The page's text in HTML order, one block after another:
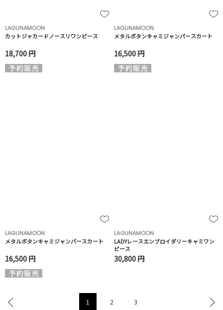
LAGUNAMOON
カットジャカードノースリワンピース
18,700 円
LAGUNAMOON
メタルボタンキャミジャンパースカート
16,500 円
LAGUNAMOON
メタルボタンキャミジャンパースカート
16,500 円
LAGUNAMOON
LADYレースエンブロイダリーキャミワン
ピース
30,800 円
1 2 3